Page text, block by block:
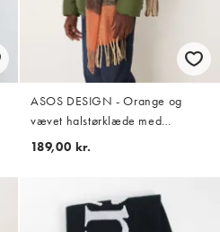
ASOS DESIGN - Orange og
vævet halstørklæde med
oversized og ternet mønster
189,00 kr.